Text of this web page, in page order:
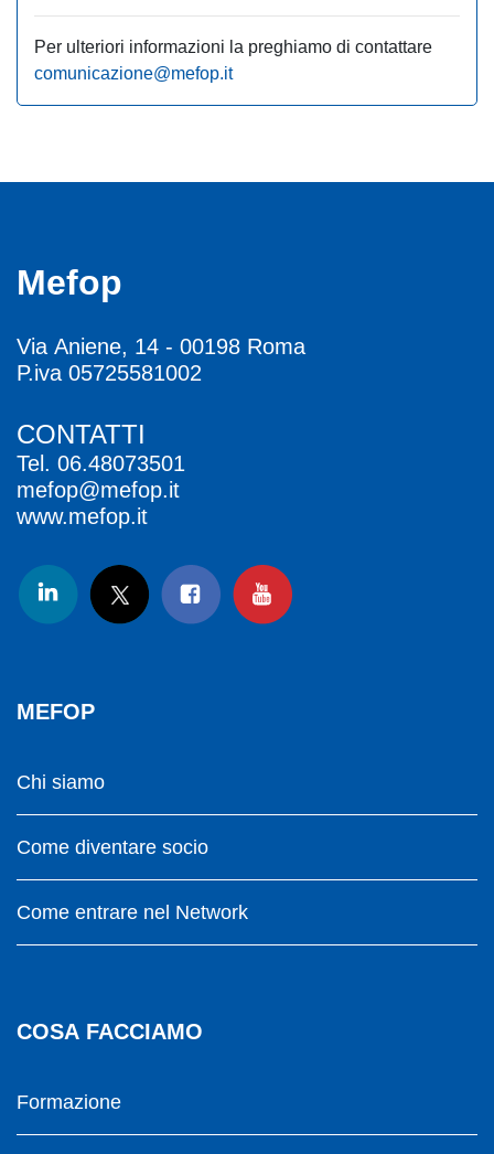
Per ulteriori informazioni la preghiamo di contattare
comunicazione@mefop.it
Mefop
Via Aniene, 14 - 00198 Roma
P.iva 05725581002
CONTATTI
Tel. 06.48073501
mefop@mefop.it
www.mefop.it
MEFOP
Chi siamo
Come diventare socio
Come entrare nel Network
COSA FACCIAMO
Formazione